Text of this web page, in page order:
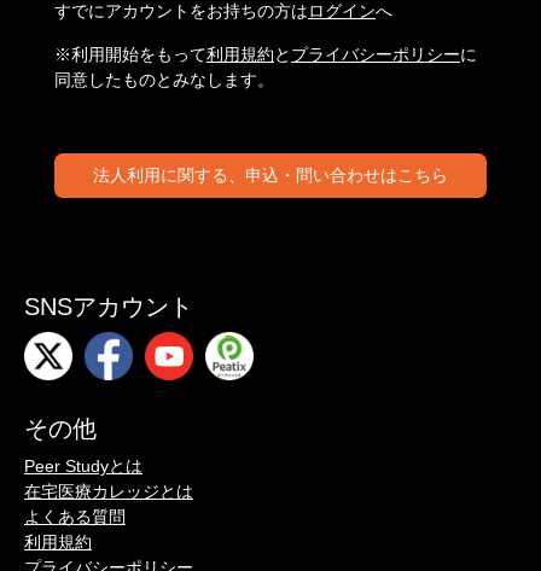
すでにアカウントをお持ちの方はログインへ
※利用開始をもって利用規約と プライバシーポリシーに
同意したものとみなします。
法人利用に関する、申込・問い合わせはこちら
SNSアカウント
その他
Peer Studyとは
在宅医療カレッジとは
よくある質問
利用規約